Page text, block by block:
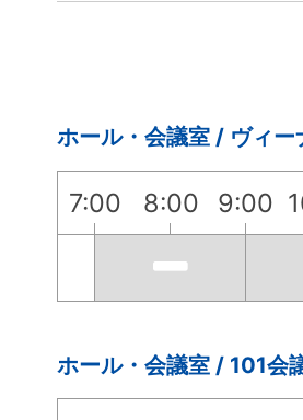
ホール・会議室 / ヴィー
7:00 8:00 9:00
ホール・会議室 / 101会